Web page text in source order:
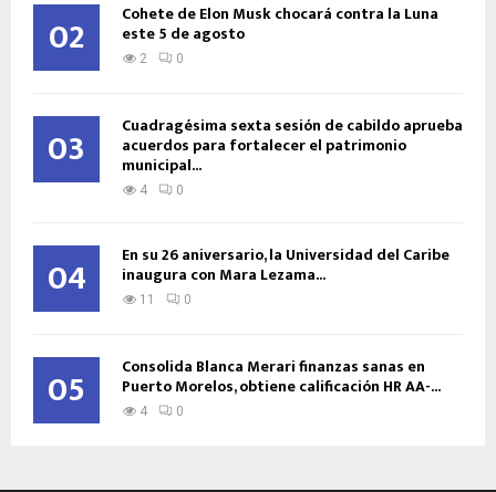
02 Cohete de Elon Musk chocará contra la Luna
este 5 de agosto
2 0
03 Cuadragésima sexta sesión de cabildo aprueba
acuerdos para fortalecer el patrimonio
municipal...
4 0
04 En su 26 aniversario, la Universidad del Caribe
inaugura con Mara Lezama...
11 0
05 Consolida Blanca Merari finanzas sanas en
Puerto Morelos, obtiene calificación HR AA-...
4 0